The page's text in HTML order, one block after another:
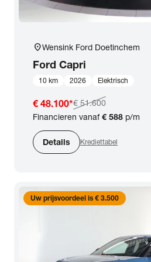
location_onWensink Ford Doetinchem
Ford Capri
10 km 2026 Elektrisch
€ 48.100*€ 51.600
Financieren vanaf€ 588 p/m
Details Krediettabel
Uw prijsvoordeel is € 3.500